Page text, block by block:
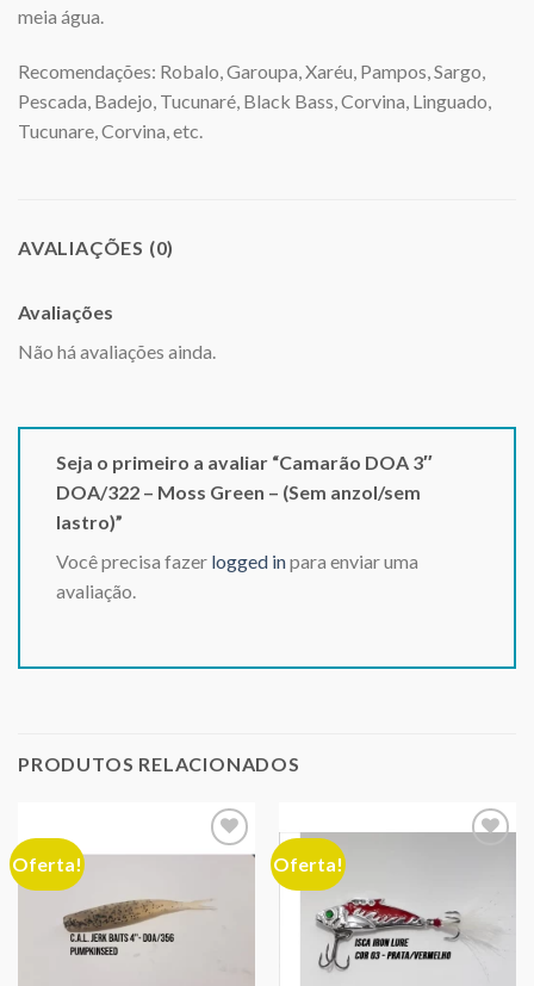
meia água.
Recomendações: Robalo, Garoupa, Xaréu, Pampos, Sargo,
Pescada, Badejo, Tucunaré, Black Bass, Corvina, Linguado,
Tucunare, Corvina, etc.
AVALIAÇÕES (0)
Avaliações
Não há avaliações ainda.
Seja o primeiro a avaliar “Camarão DOA 3″
DOA/322 – Moss Green – (Sem anzol/sem
lastro)”
Você precisa fazer logged inpara enviar uma
avaliação.
PRODUTOS RELACIONADOS
Oferta! Oferta!